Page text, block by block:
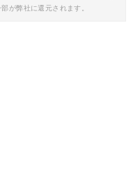
が弊社に還元されます。